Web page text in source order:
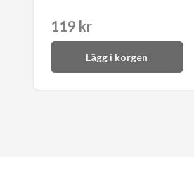
119 kr
Lägg i korgen